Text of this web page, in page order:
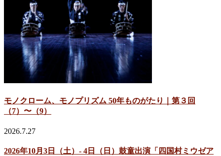
モノクローム、モノプリズム 50年ものがたり｜第３回
（7）〜（9）
2026.7.27
2026年10月3日（土）- 4日（日）鼓童出演「四国村ミウゼア